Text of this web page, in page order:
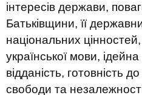
інтересів держави,
Батьківщини, її
національних цінностей,
української мови,
відданість, готовність
свободи та